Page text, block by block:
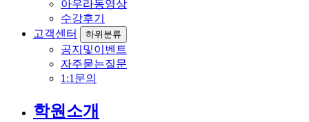
아우라동영상
수강후기
고객센터
하위분류
공지및이벤트
자주묻는질문
1:1문의
학원소개